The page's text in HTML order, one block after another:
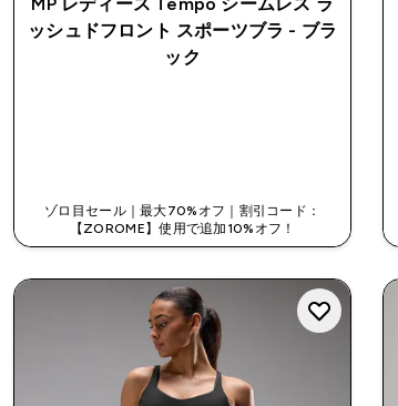
MP レディース Tempo シームレス ラ
ッシュドフロント スポーツブラ - ブラ
ック
ゾロ目セール｜最大70%オフ｜割引コード：
【ZOROME】使用で追加10%オフ！